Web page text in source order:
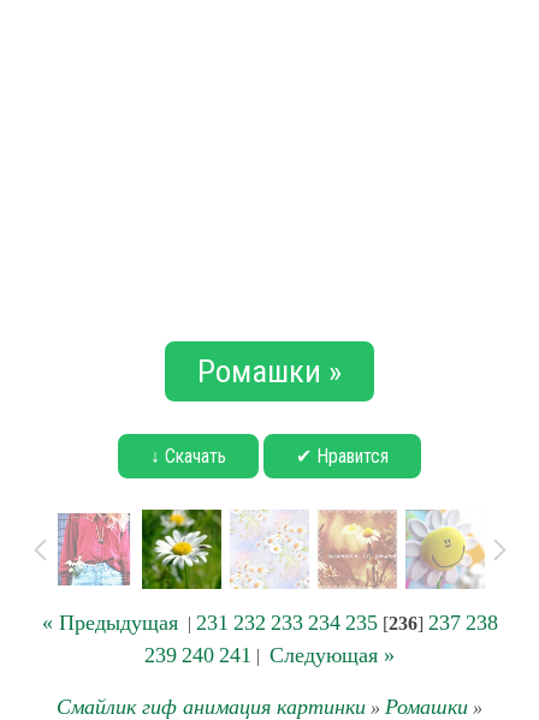
Ромашки »
↓ Скачать ✔ Нравится
« Предыдущая| 231 232 233 234 235[236] 237 238
239 240 241 | Следующая »
Смайлик гиф анимация картинки » Ромашки »